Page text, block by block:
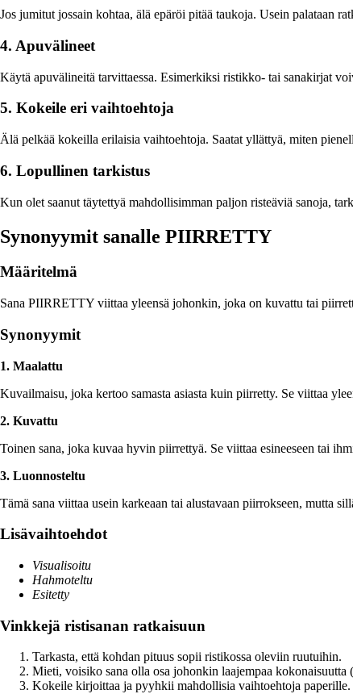
Jos jumitut jossain kohtaa, älä epäröi pitää taukoja. Usein palataan
4. Apuvälineet
Käytä apuvälineitä tarvittaessa. Esimerkiksi ristikko- tai sanakirjat
5. Kokeile eri vaihtoehtoja
Älä pelkää kokeilla erilaisia vaihtoehtoja. Saatat yllättyä, miten
6. Lopullinen tarkistus
Kun olet saanut täytettyä mahdollisimman paljon risteäviä sanoja,
Synonyymit sanalle PIIRRETTY
Määritelmä
Sana PIIRRETTY viittaa yleensä johonkin, joka on kuvattu tai
Synonyymit
1. Maalattu
Kuvailmaisu, joka kertoo samasta asiasta kuin piirretty. Se viittaa
2. Kuvattu
Toinen sana, joka kuvaa hyvin piirrettyä. Se viittaa esineeseen tai
3. Luonnosteltu
Tämä sana viittaa usein karkeaan tai alustavaan piirrokseen, mutta
Lisävaihtoehdot
Visualisoitu
Hahmoteltu
Esitetty
Vinkkejä ristisanan ratkaisuun
Tarkasta, että kohdan pituus sopii ristikossa oleviin ruutuihin.
Mieti, voisiko sana olla osa johonkin laajempaa kokonaisuutta
Kokeile kirjoittaa ja pyyhkii mahdollisia vaihtoehtoja paperille.